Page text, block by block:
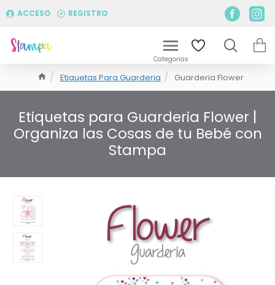
ACCESO REGISTRO
Etiquetas Para Guarderia Guarderia Flower
Etiquetas para Guarderia Flower |
Organiza las Cosas de tu Bebé con
Stampa